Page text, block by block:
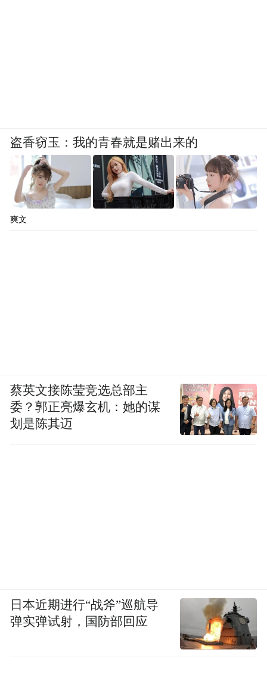
盗香窃玉：我的青春就是赌出来的
爽文
蔡英文接陈莹竞选总部主
委？郭正亮爆玄机：她的谋
划是陈其迈
日本近期进行“战斧”巡航导
弹实弹试射，国防部回应